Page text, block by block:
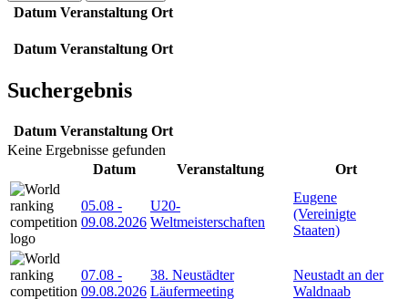
Datum Veranstaltung Ort
Datum Veranstaltung Ort
Suchergebnis
Datum Veranstaltung Ort
Keine Ergebnisse gefunden
Datum
Veranstaltung Ort
05.08 -
09.08.2026
U20-
Weltmeisterschaften
Eugene
(Vereinigte
Staaten)
07.08 -
09.08.2026
38. Neustädter
Läufermeeting
Neustadt an der
Waldnaab